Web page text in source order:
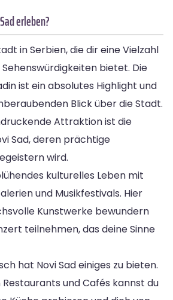
erleben?
in Serbien, die dir eine Vielzahl
bietet. Die
ist ein absolutes Highlight und
Blick über die Stadt.
Attraktion ist die
Sad, deren prächtige
wird.
kulturelles Leben mit
und Musikfestivals. Hier
Kunstwerke bewundern
teilnehmen, das deine Sinne
hat Novi Sad einiges zu bieten.
und Cafés kannst du